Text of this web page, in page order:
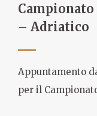
Campionato
– Adriatico
Appuntamento
per il